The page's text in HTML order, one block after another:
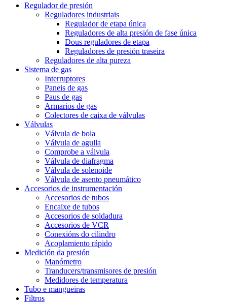
Regulador de presión
Reguladores industriais
Regulador de etapa única
Reguladores de alta presión de fase única
Dous reguladores de etapa
Reguladores de presión traseira
Reguladores de alta pureza
Sistema de gas
Interruptores
Paneis de gas
Paus de gas
Armarios de gas
Colectores de caixa de válvulas
Válvulas
Válvula de bola
Válvula de agulla
Comprobe a válvula
Válvula de diafragma
Válvula de solenoide
Válvula de asento pneumático
Accesorios de instrumentación
Accesorios de tubos
Encaixe de tubos
Accesorios de soldadura
Accesorios de VCR
Conexións do cilindro
Acoplamiento rápido
Medición da presión
Manómetro
Tranducers/transmisores de presión
Medidores de temperatura
Tubo e mangueiras
Filtros